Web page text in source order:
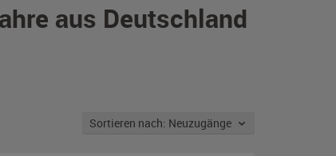
aus Deutschland
Sortieren nach: Neuzugänge